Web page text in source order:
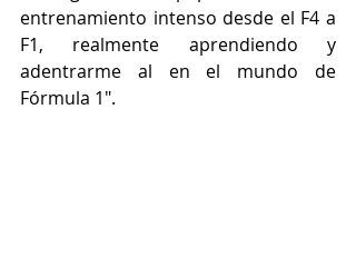
entrenamiento intenso desde el F4 a
F1, realmente aprendiendo y
adentrarme al en el mundo de
Fórmula 1".